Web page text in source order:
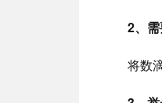
2、
将数